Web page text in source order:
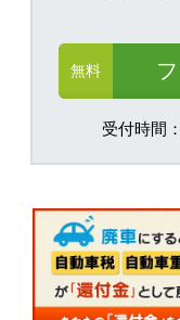
無料
受付時間